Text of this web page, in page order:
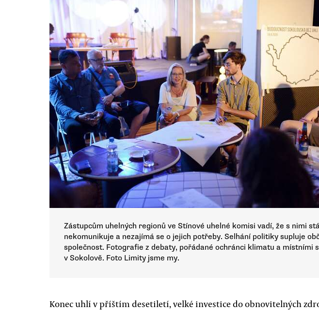
Zástupcům uhelných regionů ve Stínové uhelné komisi vadí, že s nimi
nekomunikuje a nezajímá se o jejich potřeby. Selhání politiky supluje
společnost. Fotografie z debaty, pořádané ochránci klimatu a místními
v Sokolově. Foto Limity jsme my.
Konec uhlí v příštím desetiletí, velké investice do obnovitelných